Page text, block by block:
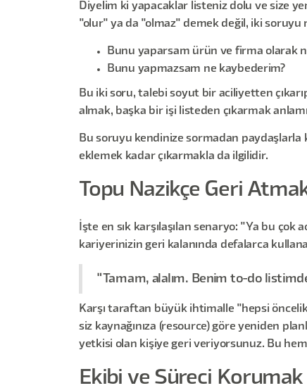
Diyelim ki yapacaklar listeniz dolu ve size
"olur" ya da "olmaz" demek değil, iki soruyu
Bunu yaparsam ürün ve firma olarak
Bunu yapmazsam ne kaybederim?
Bu iki soru, talebi soyut bir aciliyetten
almak, başka bir işi listeden çıkarmak
Bu soruyu kendinize sormadan paydaşlarla
eklemek kadar çıkarmakla da ilgilidir.
Topu Nazikçe Geri
İşte en sık karşılaşılan senaryo: "Ya bu
kariyerinizin geri kalanında defalarca
"Tamam, alalım. Benim to-do
Karşı taraftan büyük ihtimalle "hepsi
siz kaynağınıza (resource) göre yeniden
yetkisi olan kişiye geri veriyorsunuz. Bu
Ekibi ve Süreci Korumak